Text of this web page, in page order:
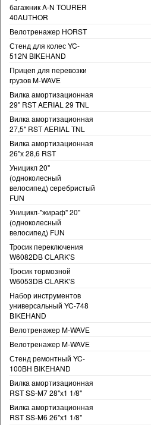
багажник A-N TOURER
40AUTHOR
Велотренажер HORST
Стенд для колес YC-
512N BIKEHAND
Прицеп для перевозки
грузов M-WAVE
Вилка амортизационная
29" RST AERIAL 29 TNL
Вилка амортизационная
27,5" RST AERIAL TNL
Вилка амортизационная
26"х 28,6 RST
Уницикл 20"
(одноколесный
велосипед) серебристый
FUN
Уницикл-"жираф" 20"
(одноколесный
велосипед) FUN
Тросик переключения
W6082DB CLARK'S
Тросик тормозной
W6053DB CLARK'S
Набор инструментов
универсальный YC-748
BIKEHAND
Велотренажер M-WAVE
Велотренажер M-WAVE
Стенд ремонтный YC-
100BH BIKEHAND
Вилка амортизационная
RST SS-M7 28"х1 1/8"
Вилка амортизационная
RST SS-M6 26"х1 1/8"